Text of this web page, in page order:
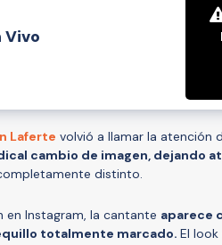
Vivo
Laferte volvió a llamar la atención
cambio de imagen, dejando
distinto.
en Instagram, la cantante aparece
totalmente marcado. El